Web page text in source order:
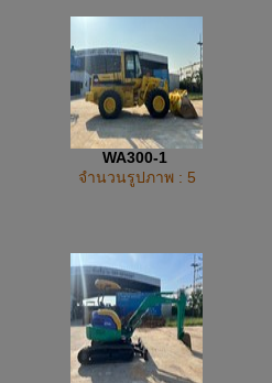
WA300-1
จำนวนรูปภาพ : 5